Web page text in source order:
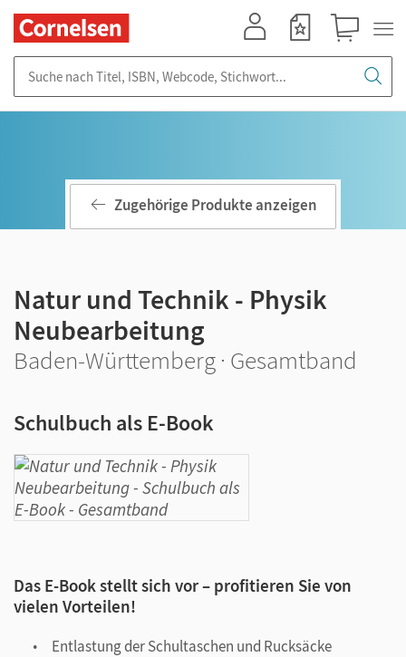
Zugehörige Produkte anzeigen
Natur und Technik - Physik
Neubearbeitung
Baden-Württemberg · Gesamtband
Schulbuch als E-Book
Das E-Book stellt sich vor – profitieren Sie von
vielen Vorteilen!
Entlastung der Schultaschen und Rucksäcke